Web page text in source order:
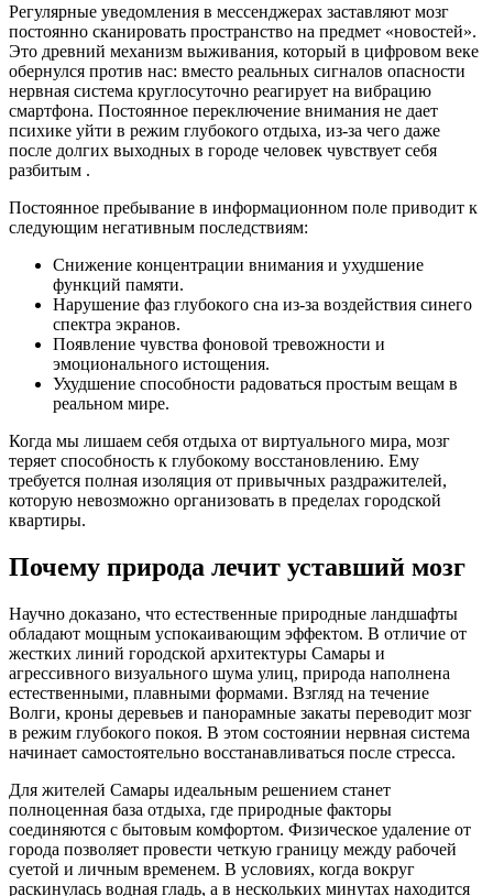
Регулярные уведомления в мессенджерах заставляют мозг
постоянно сканировать пространство на предмет «новостей».
Это древний механизм выживания, который в цифровом веке
обернулся против нас: вместо реальных сигналов опасности
нервная система круглосуточно реагирует на вибрацию
смартфона. Постоянное переключение внимания не дает
психике уйти в режим глубокого отдыха, из-за чего даже
после долгих выходных в городе человек чувствует себя
разбитым .
Постоянное пребывание в информационном поле приводит к
следующим негативным последствиям:
Снижение концентрации внимания и ухудшение
функций памяти.
Нарушение фаз глубокого сна из-за воздействия синего
спектра экранов.
Появление чувства фоновой тревожности и
эмоционального истощения.
Ухудшение способности радоваться простым вещам в
реальном мире.
Когда мы лишаем себя отдыха от виртуального мира, мозг
теряет способность к глубокому восстановлению. Ему
требуется полная изоляция от привычных раздражителей,
которую невозможно организовать в пределах городской
квартиры.
Почему природа лечит уставший мозг
Научно доказано, что естественные природные ландшафты
обладают мощным успокаивающим эффектом. В отличие от
жестких линий городской архитектуры Самары и
агрессивного визуального шума улиц, природа наполнена
естественными, плавными формами. Взгляд на течение
Волги, кроны деревьев и панорамные закаты переводит мозг
в режим глубокого покоя. В этом состоянии нервная система
начинает самостоятельно восстанавливаться после стресса.
Для жителей Самары идеальным решением станет
полноценная база отдыха, где природные факторы
соединяются с бытовым комфортом. Физическое удаление от
города позволяет провести четкую границу между рабочей
суетой и личным временем. В условиях, когда вокруг
раскинулась водная гладь, а в нескольких минутах находится